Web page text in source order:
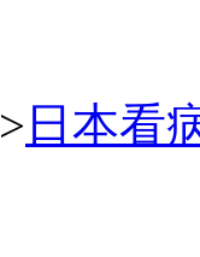
> 日本看